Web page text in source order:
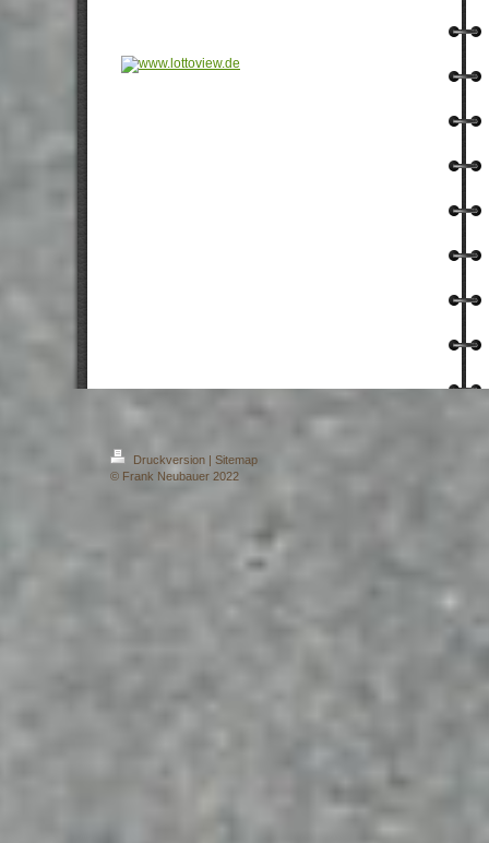
Druckversion | Sitemap
© Frank Neubauer 2022